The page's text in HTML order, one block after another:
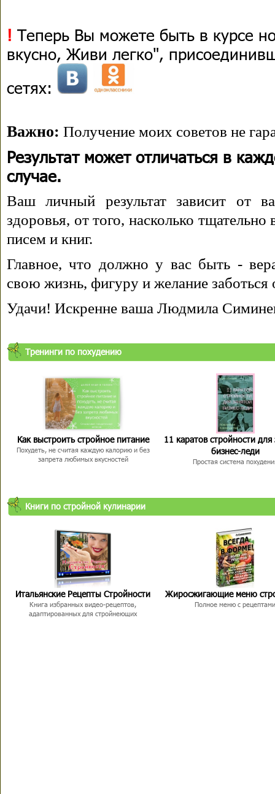
! Теперь Вы можете быть в курсе
вкусно, Живи легко",
сетях:
Важно: Получение моих советов не
Результат может отличаться в
случае.
Ваш личный результат зависит от
здоровья, от того, насколько
писем и книг.
Главное, что должно у вас быть -
свою жизнь, фигуру и желание заботься
Удачи! Искренне ваша Людмила
Тренинги по похудению
Как выстроить стройное питание
Похудеть, не считая каждую калорию и без
запрета любимых вкусностей
11 каратов стройности для
бизнес-леди
Простая система
Книги по стройной кулинарии
Итальянские Рецепты Стройности
Книга избранных видео-рецептов,
адаптированных для стройнеющих
Жиросжигающие меню
Полное меню с рецептами